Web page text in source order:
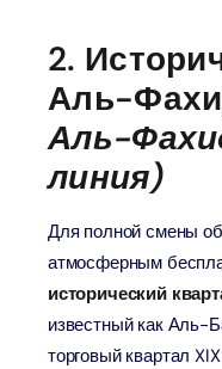
2.
Аль-
Аль-
линия)
Для полной смены
атмосферным
исторический
известный как Аль-
торговый квартал